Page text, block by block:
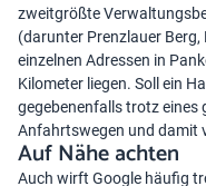
zweitgrößte
(darunter Prenzlauer Berg,
einzelnen Adressen in
Kilometer liegen. Soll ein
gegebenenfalls trotz eines
Anfahrtswegen und damit
Auf Nähe achten
Auch wirft Google häufig